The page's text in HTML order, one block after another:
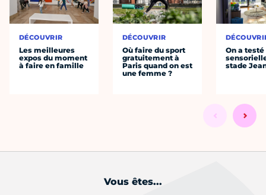
DÉCOUVRIR
Les meilleures
expos du moment
à faire en famille
DÉCOUVRIR
Où faire du sport
gratuitement à
Paris quand on est
une femme ?
On a
stade
Vous êtes...